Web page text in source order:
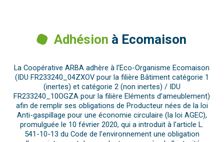
Adhésion à Ecomaison
La Coopérative ARBA adhère à l’Eco-Organisme Ecomaison
(IDU FR233240_04ZXOV pour la filière Bâtiment catégorie 1
(inertes) et catégorie 2 (non inertes) / IDU
FR233240_10OGZA pour la filière Eléments d’ameublement)
afin de remplir ses obligations de Producteur nées de la loi
Anti-gaspillage pour une économie circulaire (la loi AGEC),
promulguée le 10 février 2020, qui a introduit à l’article L.
541-10-13 du Code de l’environnement une obligation